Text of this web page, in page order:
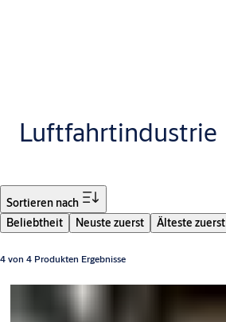
Luftfahrtindustrie
Sortieren nach
Beliebtheit
Neuste zuerst Älteste zuerst
4 von 4 Produkten Ergebnisse